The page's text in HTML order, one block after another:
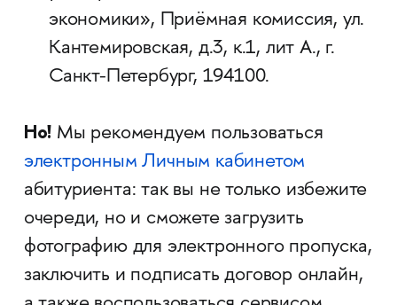
экономики», Приёмная комиссия, ул.
Кантемировская, д.3, к.1, лит А., г.
Санкт-Петербург, 194100.
Но! Мы рекомендуем пользоваться
электронным Личным кабинетом
абитуриента: так вы не только избежите
очереди, но и сможете загрузить
фотографию для электронного пропуска,
заключить и подписать договор онлайн,